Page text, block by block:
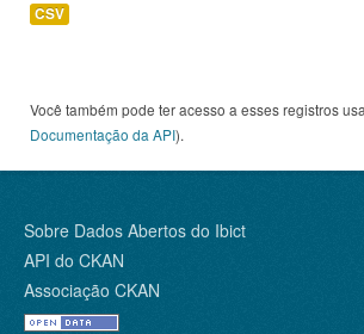
CSV
Você também pode ter acesso a esses registros
Documentação da API).
Sobre Dados Abertos do Ibict
API do CKAN
Associação CKAN